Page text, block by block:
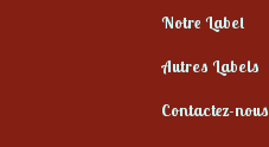
Notre Label
Autres Labels
Contactez-nous